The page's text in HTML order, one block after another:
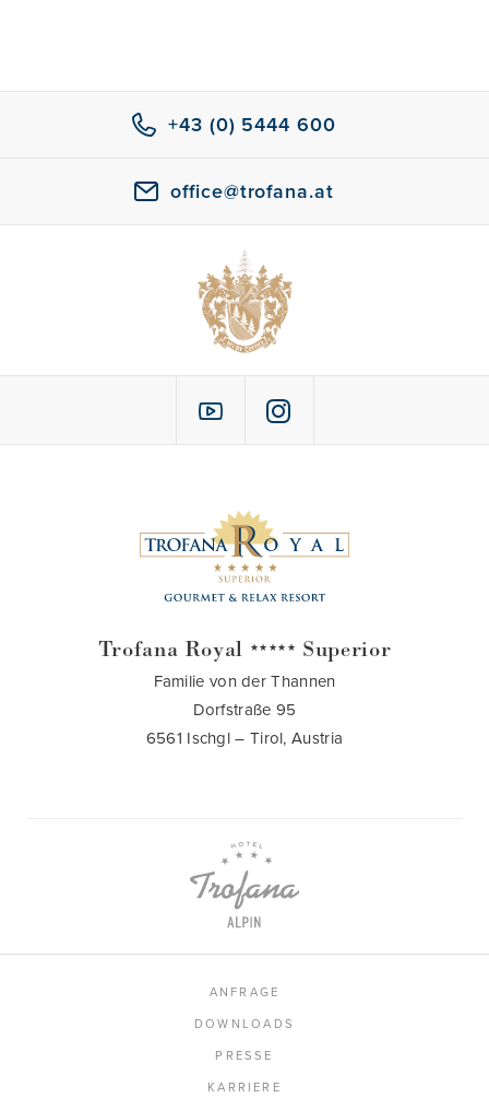
+43 (0) 5444 600
office@trofana.at
Trofana Royal ★★★★★ Superior
Familie von der Thannen
Dorfstraße 95
6561 Ischgl – Tirol, Austria
ANFRAGE
DOWNLOADS
PRESSE
KARRIERE